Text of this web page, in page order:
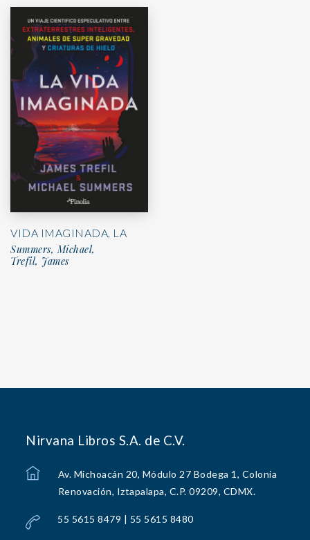
VIDA IMAGINADA, LA
Summers, Michael,
Trefil, James
Nirvana Libros S.A. de C.V.
Av. Michoacán 20, Módulo 27 Bodega 1, Colonia
Renovación, Iztapalapa, C.P. 09209, CDMX.
55 5615 8479 | 55 5615 8480